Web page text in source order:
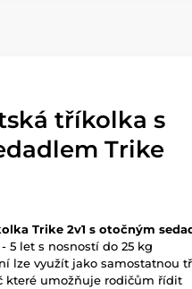
tříkolka s
Trike
Trike 2v1 s otočným
5 let s nosností do 25 kg
lze využít jako samostatnou
které umožňuje rodičům řídit